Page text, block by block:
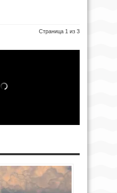
Страница 1 из 3